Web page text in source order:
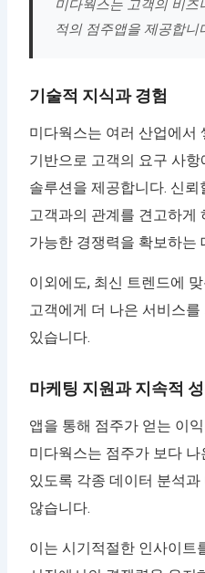
미다웍스는 고객의 비
적의 점주앱을 제공합니
기술적 지식과 경험
미다웍스는 여러 산업에서
기반으로 고객의 요구 사
솔루션을 제공합니다. 신
고객과의 관계를 견고하게
가능한 경쟁력을 확보하는
이외에도, 최신 트렌드에
고객에게 더 나은 서비스
있습니다.
마케팅 지원과 지속적
앱을 통해 점주가 얻는 이
미다웍스는 점주가 보다
있도록 각종 데이터 분석과
않습니다.
이는 시기적절한 인사이트